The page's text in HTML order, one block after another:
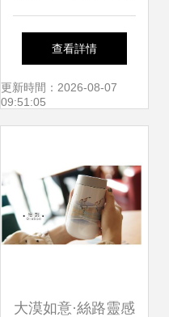
邀你去機場春日雅
集，一起嗨玩到
查看詳情
更新時間：2026-08-07
09:51:05
大漠如意·絲路靈感